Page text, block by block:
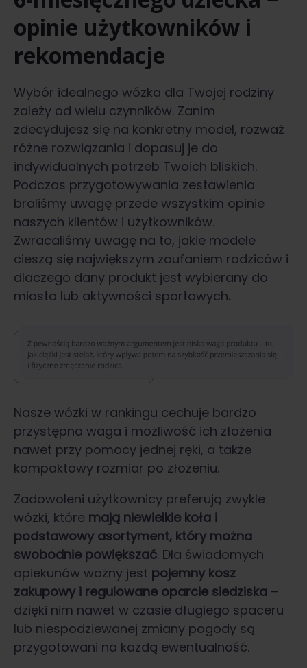
opinie użytkowników i
rekomendacje
Wybór idealnego wózka dla Twojej rodziny
zależy od wielu czynników. Zanim
zdecydujesz się na konkretny model, rozważ
różne rozwiązania i dopasuj je do
indywidualnych potrzeb Twoich bliskich.
Podczas przygotowywania zestawienia
braliśmy uwagę przede wszystkim opinie
naszych klientów i użytkowników.
Zwracaliśmy uwagę na to, jakie modele
cieszą się największym zaufaniem rodziców i
dlaczego dany produkt jest wybierany do
miasta lub aktywności sportowych.
Nasze wózki w rankingu cechuje bardzo
przystępna waga i możliwość ich złożenia
nawet przy pomocy jednej ręki, a także
kompaktowy rozmiar po złożeniu.
Zadowoleni użytkownicy preferują zwykle
wózki, które mają niewielkie koła i
podstawowy asortyment, który można
swobodnie powiększać. Dla świadomych
opiekunów ważny jest pojemny kosz
zakupowy i regulowane oparcie siedziska –
dzięki nim nawet w czasie długiego spaceru
lub niespodziewanej zmiany pogody są
przygotowani na każdą ewentualność.